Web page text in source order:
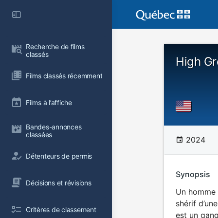
Recherche de films
classés
Films classés récemment
Films à l’affiche
Bandes-annonces
classées
Détenteurs de permis
Décisions et révisions
Critères de classement
High
2024
Synopsis
Un
shérif
est un